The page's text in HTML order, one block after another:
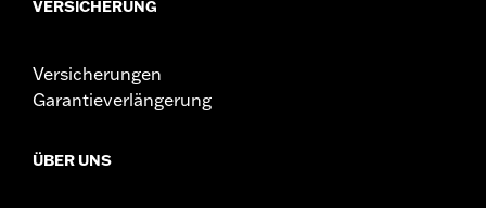
VERSICHERUNG
Versicherungen
Garantieverlängerung
ÜBER UNS